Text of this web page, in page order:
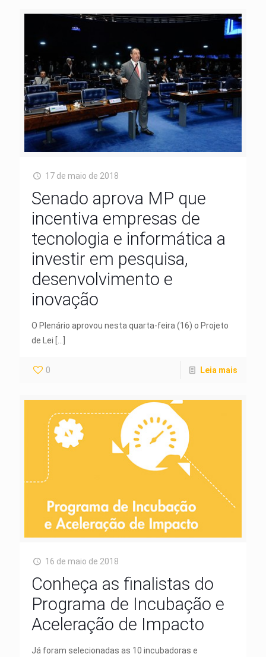
17 de maio de 2018
Senado aprova MP que
incentiva empresas de
tecnologia e informática a
investir em pesquisa,
desenvolvimento e
inovação
O Plenário aprovou nesta quarta-feira (16) o Projeto
de Lei […]
0 Leia mais
16 de maio de 2018
Conheça as finalistas do
Programa de Incubação e
Aceleração de Impacto
Já foram selecionadas as 10 incubadoras e